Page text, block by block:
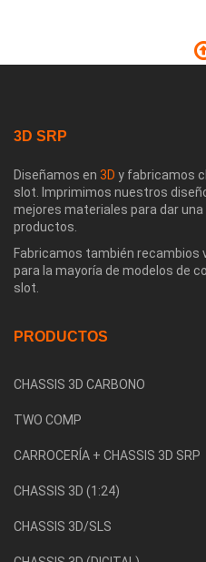
3D SRP
Diseñamos en 3D y fabricamos
slot. Imprimimos nuestros
mejores materiales para dar
productos.
Fabricamos también recambios
para la mayoría de modelos de
slot.
PRODUCTOS
CHASSIS 3D CARBONO
TWO COMP
CARROCERÍA + CHASSIS 3D SRP
CHASSIS 3D (1:24)
CHASSIS 3D/SLS